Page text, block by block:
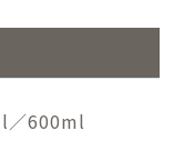
／600ml